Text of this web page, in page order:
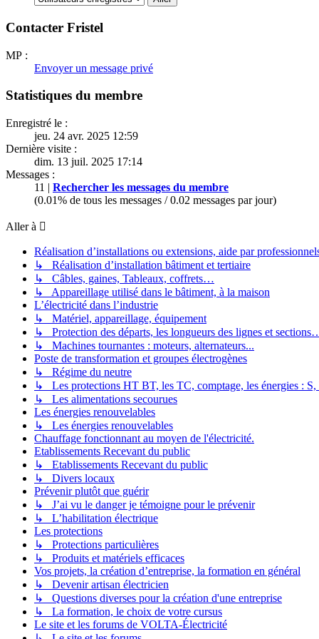
Contacter Fristel
MP :
Envoyer un message privé
Statistiques du membre
Enregistré le :
jeu. 24 avr. 2025 12:59
Dernière visite :
dim. 13 juil. 2025 17:14
Messages :
11 | Rechercher les messages du membre
(0.01% de tous les messages / 0.02 messages par jour)
Aller à
Réalisation d’installations ou extensions, aide par
↳ Réalisation d’installation bâtiment et tertiaire
↳ Câbles, gaines, Tableaux, coffrets…
↳ Appareillage utilisé dans le bâtiment, à la maison
L’électricité dans l’industrie
↳ Matériel, appareillage, équipement
↳ Protection des départs, les longueurs des lignes et
↳ Machines tournantes : moteurs, alternateurs...
Poste de transformation et groupes électrogènes
↳ Régime du neutre
↳ Les protections HT BT, les TC, comptage, les énergies : S,
↳ Les alimentations secourues
Les énergies renouvelables
↳ Les énergies renouvelables
Chauffage fonctionnant au moyen de l'électricité.
Etablissements Recevant du public
↳ Etablissements Recevant du public
↳ Divers locaux
Prévenir plutôt que guérir
↳ J’ai vu le danger je témoigne pour le prévenir
↳ L’habilitation électrique
Les protections
↳ Protections particulières
↳ Produits et matériels efficaces
Vos projets, la création d’entreprise, la formation en général
↳ Devenir artisan électricien
↳ Questions diverses pour la création d'une entreprise
↳ La formation, le choix de votre cursus
Le site et les forums de VOLTA-Électricité